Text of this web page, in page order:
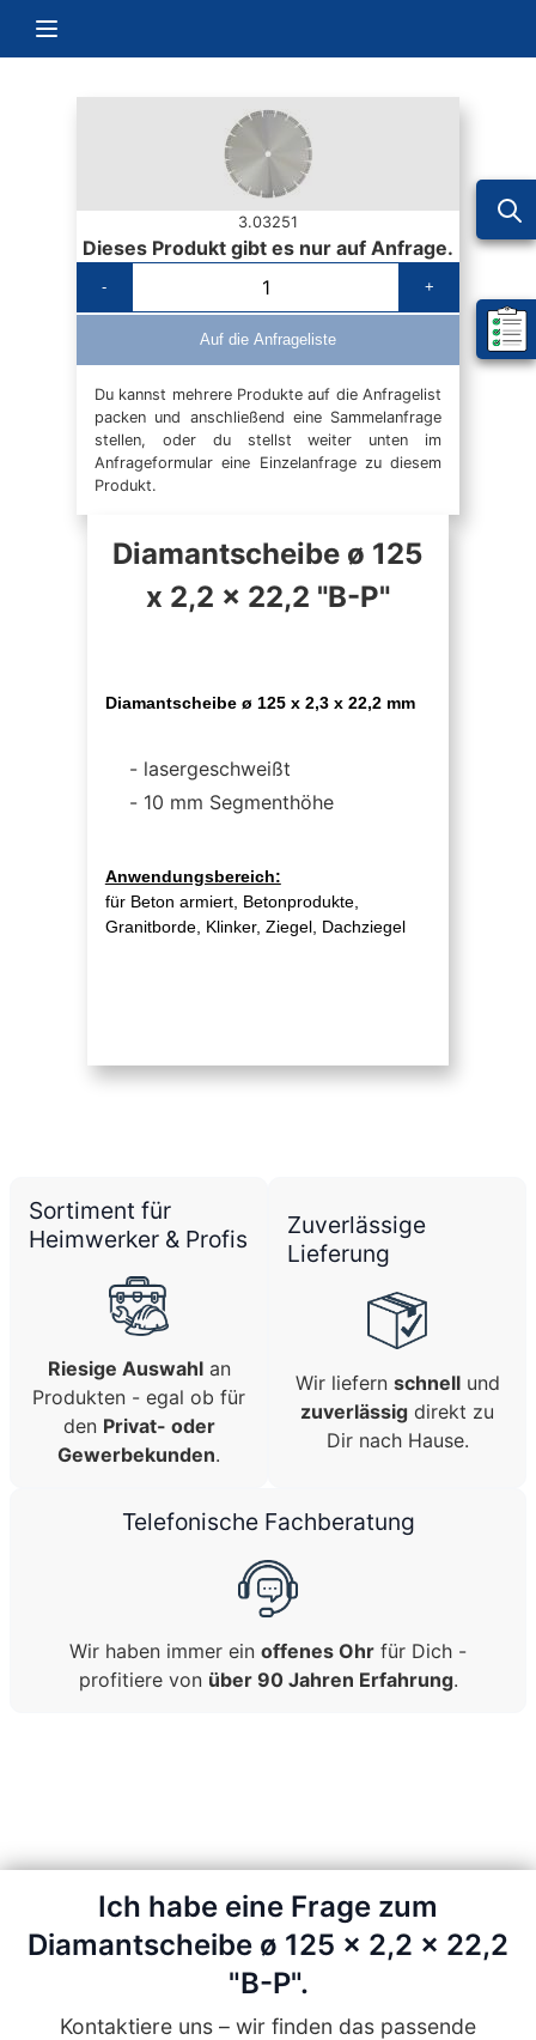
Navigation umschalten
Mein
3.03251
Dieses Produkt gibt es nur auf Anfrage.
- +
Auf die Anfrageliste
Du kannst mehrere Produkte auf die Anfragelist
packen und anschließend eine Sammelanfrage
stellen, oder du stellst weiter unten im
Anfrageformular eine Einzelanfrage zu diesem
Produkt.
Diamantscheibe ø 125
x 2,2 x 22,2 "B-P"
Diamantscheibe ø 125 x 2,3 x 22,2 mm
lasergeschweißt
10 mm Segmenthöhe
Anwendungsbereich:
für Beton armiert, Betonprodukte,
Granitborde, Klinker, Ziegel, Dachziegel
Sortiment für
Heimwerker & Profis
Riesige Auswahlan
Produkten - egal ob für
den Privat- oder
Gewerbekunden.
Zuverlässige
Lieferung
Wir liefern schnellund
zuverlässig direkt zu
Dir nach Hause.
Telefonische Fachberatung
Wir haben immer ein offenes Ohr für Dich -
profitiere von über 90 Jahren Erfahrung.
Ich habe eine Frage zum
Diamantscheibe ø 125 x 2,2 x 22,2
"B-P".
Kontaktiere uns – wir finden das passende